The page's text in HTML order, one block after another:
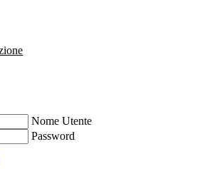
Nome Utente
Password